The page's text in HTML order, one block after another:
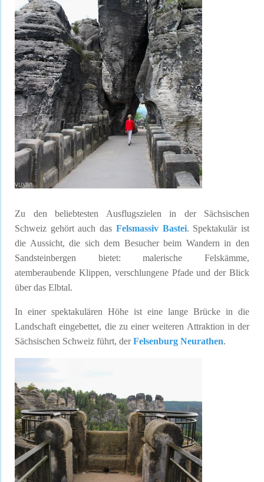
Zu den beliebtesten Ausflugszielen in der Sächsischen
Schweiz gehört auch das Felsmassiv Bastei. Spektakulär ist
die Aussicht, die sich dem Besucher beim Wandern in den
Sandsteinbergen bietet: malerische Felskämme,
atemberaubende Klippen, verschlungene Pfade und der Blick
über das Elbtal.
In einer spektakulären Höhe ist eine lange Brücke in die
Landschaft eingebettet, die zu einer weiteren Attraktion in der
Sächsischen Schweiz führt, derFelsenburg Neurathen.